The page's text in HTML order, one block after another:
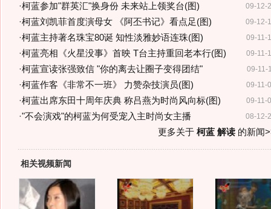
09-12-
·柯蓝参加"群英汇"换身份 未来站上领奖台(图)
09-12-
·柯蓝刘凯菲首度演母女 《阿丕书记》看点足(图)
09-11-
·柯蓝主持著名珠宝80诞 知性淡雅妙语连珠(图)
09-11-
·柯蓝亮相《火星没事》首映 T台主持重回老本行(图)
09-11-
·柯蓝宣读张强致信 "你的离去让圈子变得团结"
09-11-
·柯蓝作客《非常不一班》 力赞杂技演员(图)
09-11-
·柯蓝出席东田十周年庆典 称吕燕为时尚风向标(图)
08-12-
·"不会演戏"的柯蓝为何受宠入主时尚女主播
更多关于 柯蓝 解读的新闻
相关视频新闻